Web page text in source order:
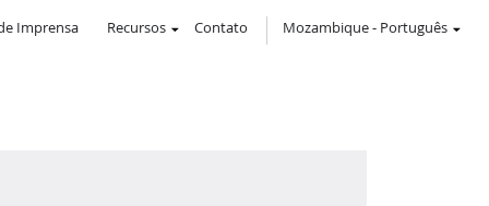
Imprensa Recursos Contato Mozambique- Português